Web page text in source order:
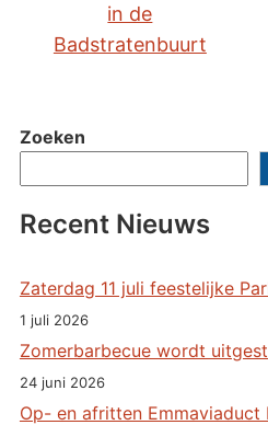
Zoeken
Recent Nieuws
Zaterdag 11 juli feestelijke
1 juli 2026
Zomerbarbecue wordt
24 juni 2026
Op- en afritten
in de
Badstratenbuurt